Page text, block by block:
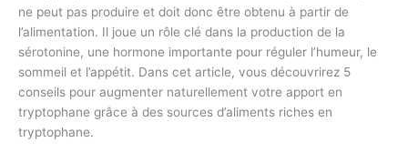
ne peut pas produire et doit donc être obtenu à partir de
l’alimentation. Il joue un rôle clé dans la production de la
sérotonine, une hormone importante pour réguler l’humeur, le
sommeil et l’appétit. Dans cet article, vous découvrirez 5
conseils pour augmenter naturellement votre apport en
tryptophane grâce à des sources d’aliments riches en
tryptophane.